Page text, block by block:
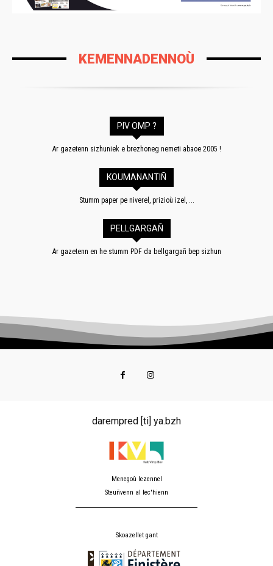
KEMENNADENNOÙ
PIV OMP ?
Ar gazetenn sizhuniek e brezhoneg nemeti abaoe 2005 !
KOUMANANTIÑ
Stumm paper pe niverel, prizioù izel, ...
PELLGARGAÑ
Ar gazetenn en he stumm PDF da bellgargañ bep sizhun
darempred [ti] ya.bzh
Menegoù lezennel
Steuñvenn al lec'hienn
Skoazellet gant